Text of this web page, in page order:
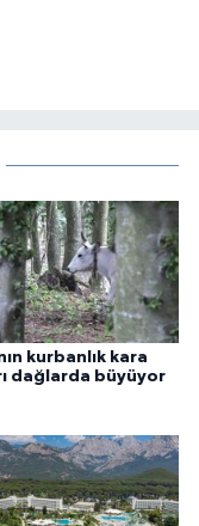
kurbanlık kara
dağlarda büyüyor